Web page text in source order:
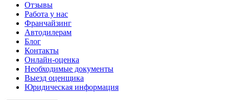
Отзывы
Работа у нас
Франчайзинг
Автодилерам
Блог
Контакты
Онлайн-оценка
Необходимые документы
Выезд оценщика
Юридическая информация